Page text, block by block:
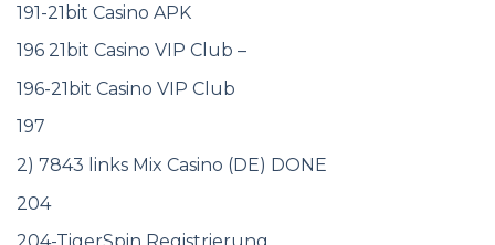
191-21bit Casino APK
196 21bit Casino VIP Club –
196-21bit Casino VIP Club
197
2) 7843 links Mix Casino (DE) DONE
204